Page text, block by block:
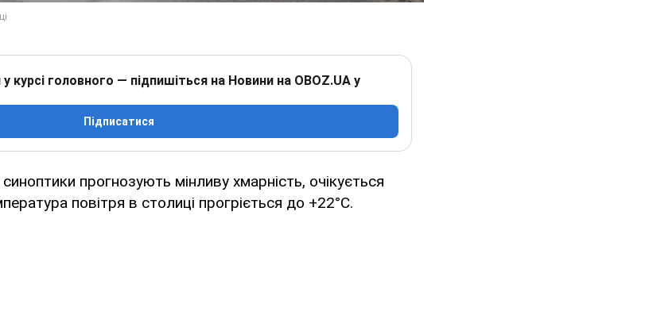
курсі головного — підпишіться на Новини на OBOZ.UA у
Підписатися
прогнозують мінливу хмарність, очікується
повітря в столиці прогріється до +22°С.